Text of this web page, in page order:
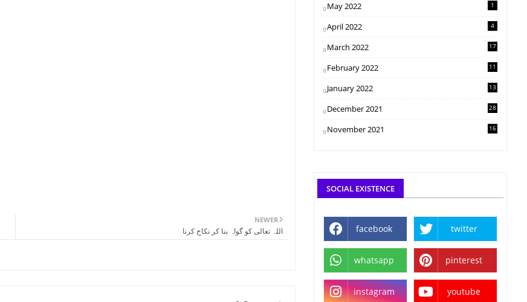
NEWER
اللہ تعالی کو گواہ بنا کر نکاح کرنا
May 2022 1
April 2022 4
March 2022 17
February 2022 11
January 2022 13
December 2021 28
November 2021 16
SOCIAL EXISTENCE
facebook twitter
whatsapp pinterest
instagram youtube